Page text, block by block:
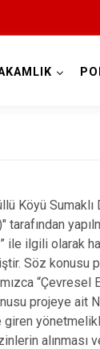
Köyü
ilgili olarak
Söz konusu
projeye ait
giren
alınması